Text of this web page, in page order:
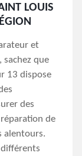
LOUIS
et
sachez que
13 dispose
des
de
alentours.